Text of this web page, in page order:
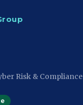
Risk &